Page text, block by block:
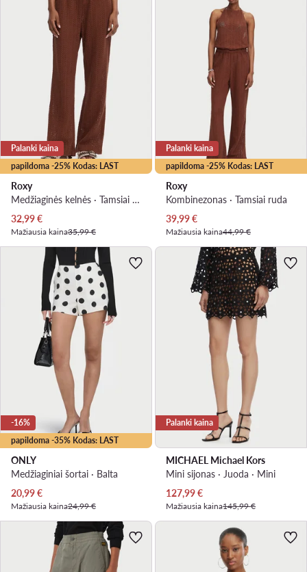
papildoma -25% Kodas: LAST
Palanki kaina
Roxy
Medžiaginės kelnės · Tamsiai ruda
Dabartinė kaina
32,99€
Mažiausia kaina35,99 €
papildoma -25% Kodas: LAST
Palanki kaina
Roxy
Kombinezonas · Tamsiai ruda
Dabartinė kaina
39,99€
Mažiausia kaina44,99 €
papildoma -35% Kodas: LAST
-16%
ONLY
Medžiaginiai šortai · Balta
Dabartinė kaina
20,99€
Mažiausia kaina24,99 €
Palanki kaina
MICHAEL Michael Kors
Mini sijonas · Juoda · Mini
Dabartinė kaina
127,99€
Mažiausia kaina145,99 €